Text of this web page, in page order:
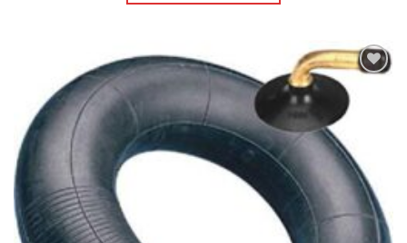
Πρόσθήκη
στην λίστα
επιθυμιών